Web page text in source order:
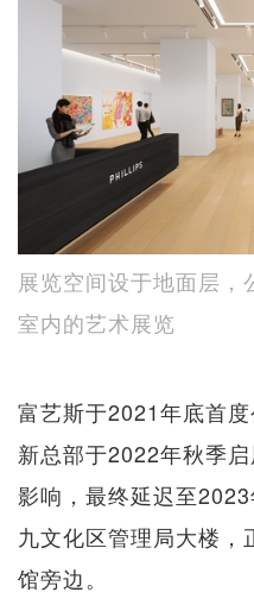
展览空间设于地面层
室内的艺术展览
富艺斯于2021年底首
新总部于2022年秋季
影响，最终延迟至
九文化区管理局大楼，
馆旁边。